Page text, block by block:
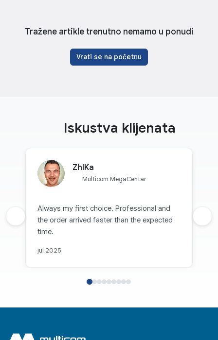
Tražene artikle trenutno nemamo u ponudi
Vrati se na početnu
Iskustva klijenata
ZhIKa
Multicom MegaCentar
Always my first choice. Professional and
the order arrived faster than the expected
time.
jul 2025
Prethodna recenzija